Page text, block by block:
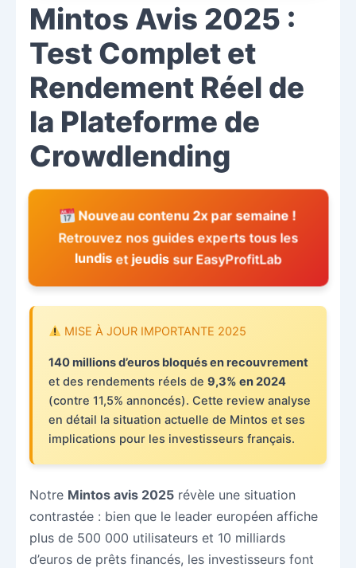
Mintos Avis 2025 :
Test Complet et
Rendement Réel de
la Plateforme de
Crowdlending
Nouveau contenu 2x par semaine !
Retrouvez nos guides experts tous les
lundisetjeudissur EasyProfitLab
MISE À JOUR IMPORTANTE 2025
140 millions d’euros bloqués en recouvrement
et des rendements réels de 9,3% en 2024
(contre 11,5% annoncés). Cette review analyse
en détail la situation actuelle de Mintos et ses
implications pour les investisseurs français.
Notre Mintos avis 2025révèle une situation
contrastée : bien que le leader européen affiche
plus de 500 000 utilisateurs et 10 milliards
d’euros de prêts financés, les investisseurs font